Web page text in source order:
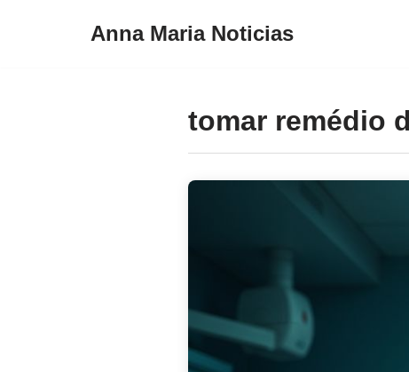
Anna Maria Noticias
tomar remédio